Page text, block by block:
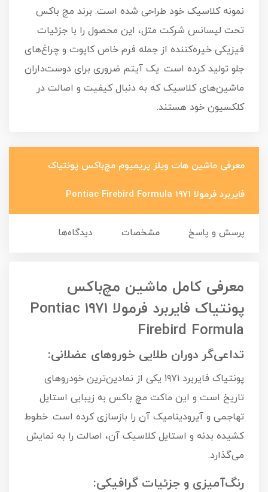
نمونه کلاسیک خود طراحی شده است. برند مچ باکس
تحت لیسانس شرکت متل، این محصول را با جزئیات
فیزیکی خیره‌کننده از جمله فرم خاص کاپوت و چراغ‌های
جلو تولید کرده است. یک آیتم ضروری برای دوست‌داران
ماشین‌های کلاسیک که به دنبال کیفیت و اصالت در
کلکسیون خود هستند.
معرفی ماشین هات ویلز پریمیوم مچ‌باکس پونتیاک
فایربرد فرمولا ۱۹۷۱ Pontiac Firebird Formula
پرسش و پاسخ مشخصات دیدگاه‌ها
معرفی کامل ماشین مچ‌باکس
پونتیاک فایربرد فرمولا ۱۹۷۱ Pontiac
Firebird Formula
تداعی‌گر دوران طلایی خوروهای عضلانی:
پونتیاک فایربرد ۱۹۷۱ یکی از نمادین‌ترین خودروهای
تاریخ است و این ماکت مچ باکس به زیبایی استایل
تهاجمی و آیرودینامیک آن را بازسازی کرده است. خطوط
کشیده بدنه و استایل کلاسیک آن، اصالت را به نمایش
می‌گذارد.
رنگ‌آمیزی و جزئیات گرافیکی: